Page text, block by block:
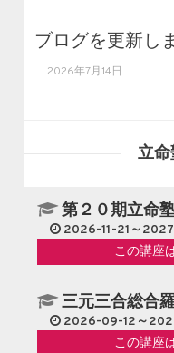
ブログを更新し
2026年7月14日
立命
第２０期立命
2026-11-21～
この講座
三元三合総合
2026-09-12～
この講座